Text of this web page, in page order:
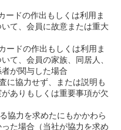
ードの作出もしくは利用ま
て、会員に故意または重大
ードの作出もしくは利用ま
て、会員の家族、同居人、
が関与した場合
に協力せず、または説明も
ありもしくは重要事項が欠
協力を求めたにもかかわら
た場合（当社が協力を求め